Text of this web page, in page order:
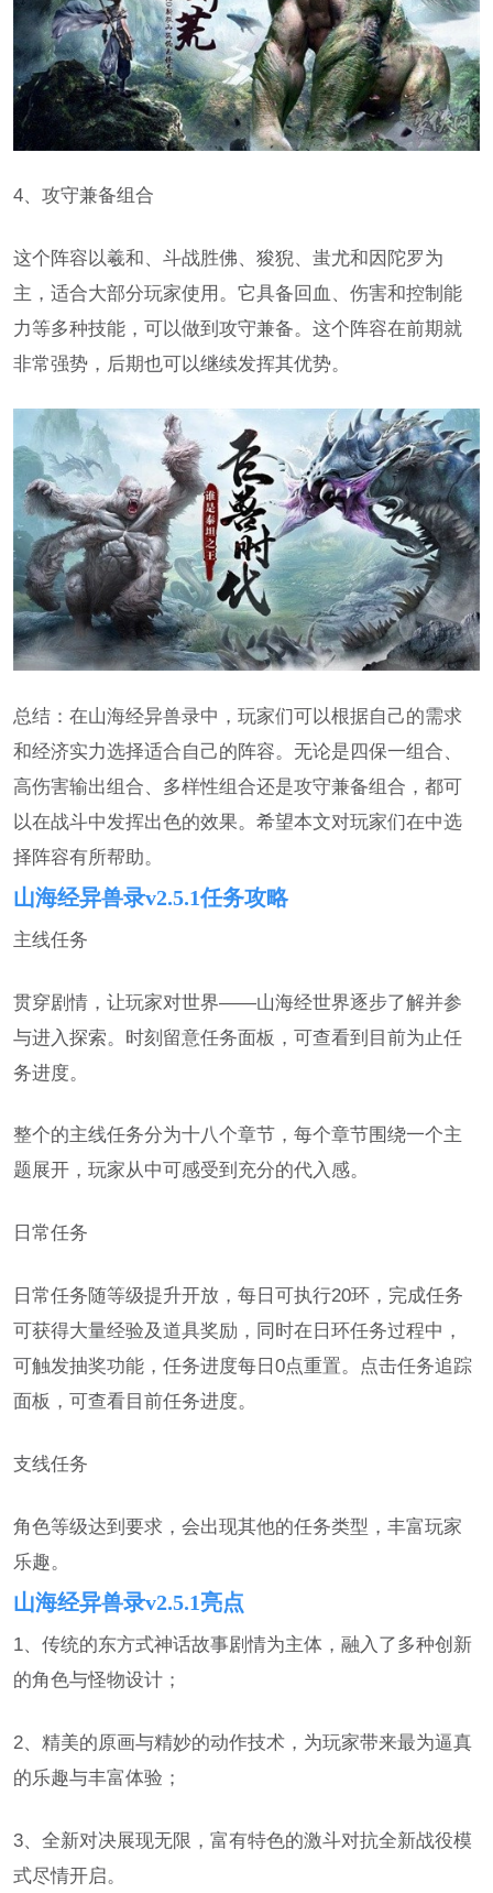
4、攻守兼备组合
这个阵容以羲和、斗战胜佛、狻猊、蚩尤和因陀罗为
主，适合大部分玩家使用。它具备回血、伤害和控制能
力等多种技能，可以做到攻守兼备。这个阵容在前期就
非常强势，后期也可以继续发挥其优势。
总结：在山海经异兽录中，玩家们可以根据自己的需求
和经济实力选择适合自己的阵容。无论是四保一组合、
高伤害输出组合、多样性组合还是攻守兼备组合，都可
以在战斗中发挥出色的效果。希望本文对玩家们在中选
择阵容有所帮助。
山海经异兽录v2.5.1任务攻略
主线任务
贯穿剧情，让玩家对世界——山海经世界逐步了解并参
与进入探索。时刻留意任务面板，可查看到目前为止任
务进度。
整个的主线任务分为十八个章节，每个章节围绕一个主
题展开，玩家从中可感受到充分的代入感。
日常任务
日常任务随等级提升开放，每日可执行20环，完成任务
可获得大量经验及道具奖励，同时在日环任务过程中，
可触发抽奖功能，任务进度每日0点重置。点击任务追踪
面板，可查看目前任务进度。
支线任务
角色等级达到要求，会出现其他的任务类型，丰富玩家
乐趣。
山海经异兽录v2.5.1亮点
1、传统的东方式神话故事剧情为主体，融入了多种创新
的角色与怪物设计；
2、精美的原画与精妙的动作技术，为玩家带来最为逼真
的乐趣与丰富体验；
3、全新对决展现无限，富有特色的激斗对抗全新战役模
式尽情开启。